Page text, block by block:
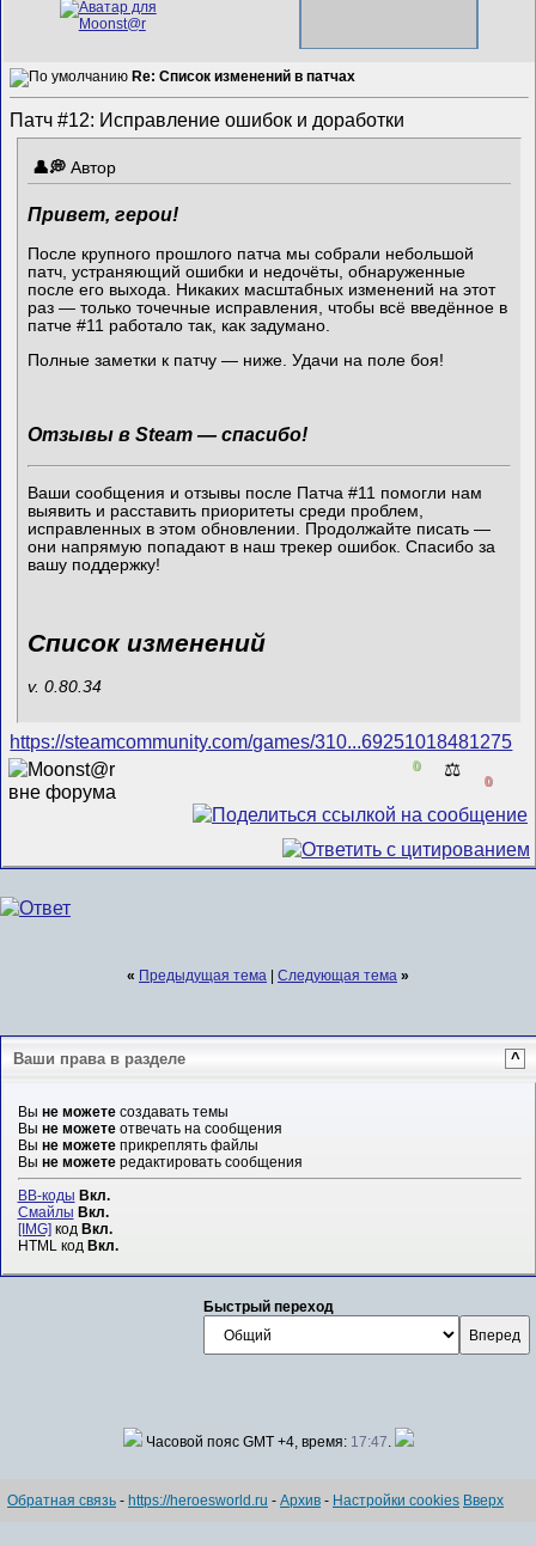
Re: Список изменений в патчах
Патч #12: Исправление ошибок и доработки
Автор
Привет, герои!
После крупного прошлого патча мы собрали небольшой
патч, устраняющий ошибки и недочёты, обнаруженные
после его выхода. Никаких масштабных изменений на этот
раз — только точечные исправления, чтобы всё введённое в
патче #11 работало так, как задумано.
Полные заметки к патчу — ниже. Удачи на поле боя!
Отзывы в Steam — спасибо!
Ваши сообщения и отзывы после Патча #11 помогли нам
выявить и расставить приоритеты среди проблем,
исправленных в этом обновлении. Продолжайте писать —
они напрямую попадают в наш трекер ошибок. Спасибо за
вашу поддержку!
Список изменений
v. 0.80.34
https://steamcommunity.com/games/310...69251018481275
0 ⚖️
0
« Предыдущая тема Следующая тема »
Ваши права в разделе ^
Вы не можетесоздавать темы
Вы не можетеотвечать на сообщения
Вы не можетеприкреплять файлы
Вы не можетередактировать сообщения
BB-коды Вкл.
Смайлы Вкл.
[IMG]код Вкл.
HTML код Вкл.
Быстрый переход
Часовой пояс GMT +4, время: 17:47.
Обратная связь - https://heroesworld.ru - Архив - Настройки cookies Вверх